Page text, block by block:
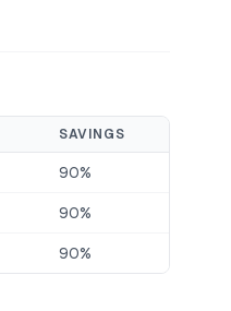
SAVINGS
90%
90%
90%